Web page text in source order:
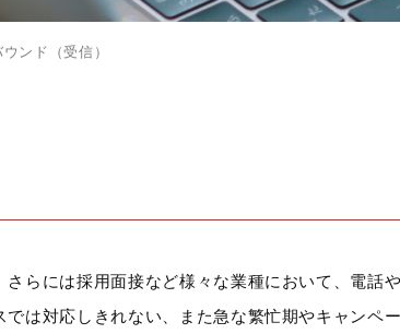
ンド （受信）
さらには採用面接など様々な業種において、電
は対応しきれない、また急な繁忙期やキャン